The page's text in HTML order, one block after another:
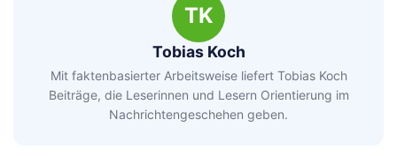
TK
Tobias Koch
Mit faktenbasierter Arbeitsweise liefert Tobias Koch
Beiträge, die Leserinnen und Lesern Orientierung im
Nachrichtengeschehen geben.